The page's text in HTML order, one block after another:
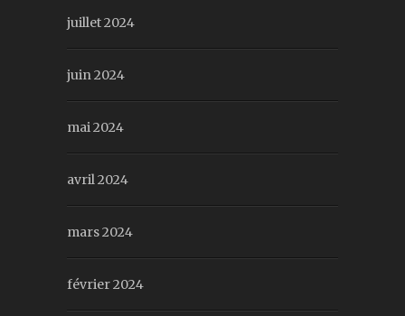
juillet 2024
juin 2024
mai 2024
avril 2024
mars 2024
février 2024